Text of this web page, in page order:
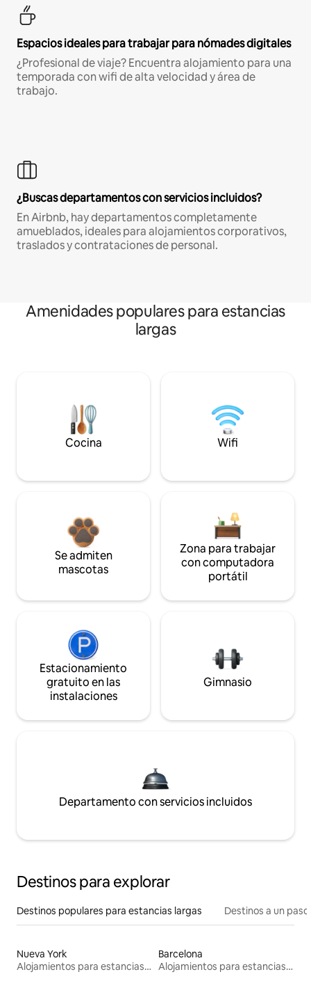
Espacios ideales para trabajar para nómades digitales
¿Profesional de viaje? Encuentra alojamiento para una
temporada con wifi de alta velocidad y área de
trabajo.
¿Buscas departamentos con servicios incluidos?
En Airbnb, hay departamentos completamente
amueblados, ideales para alojamientos corporativos,
traslados y contrataciones de personal.
Amenidades populares para estancias
largas
Cocina Wifi
Se admiten
mascotas
Zona para trabajar
con computadora
portátil
Estacionamiento
gratuito en las
instalaciones
Gimnasio
Departamento con servicios incluidos
Destinos para explorar
Destinos populares para estancias largas Destinos a un
Nueva York
Alojamientos para estancias largas
Barcelona
Alojamientos para estancias largas